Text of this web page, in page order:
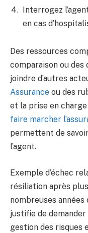
Interrogez
en cas
Des ressources
comparaison ou
joindre d’autres
Assurance ou des
et la prise en
faire marcher
permettent de
l’agent.
Exemple d’échec
résiliation après
nombreuses années
justifie de
gestion des risques